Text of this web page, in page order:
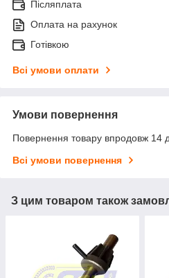
Післяплата
Оплата на рахунок
Готівкою
Всі умови оплати
Умови повернення
Повернення товару впродовж 14
Всі умови повернення
З цим товаром також